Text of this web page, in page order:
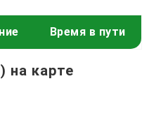
Время в пути
карте